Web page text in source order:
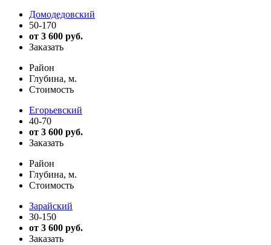
Домодедовский
50-170
от 3 600 руб.
Заказать
Район
Глубина, м.
Стоимость
Егорьевский
40-70
от 3 600 руб.
Заказать
Район
Глубина, м.
Стоимость
Зарайский
30-150
от 3 600 руб.
Заказать